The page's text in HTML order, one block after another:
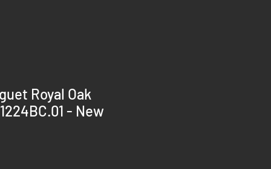
Royal Oak
- New